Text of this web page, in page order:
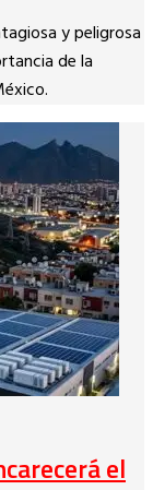
y peligrosa
de la
el